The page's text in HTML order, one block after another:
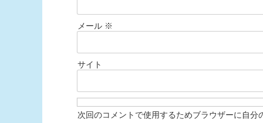
メール ※
サイト
次回のコメントで使用するためブラウザーに自